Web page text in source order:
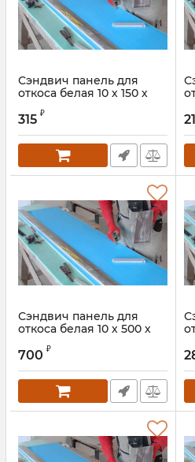
Сэндвич панель для
откоса белая 10 х 150 х
315 ₽
Сэндвич панель для
откоса белая 10 х 500 х
700 ₽